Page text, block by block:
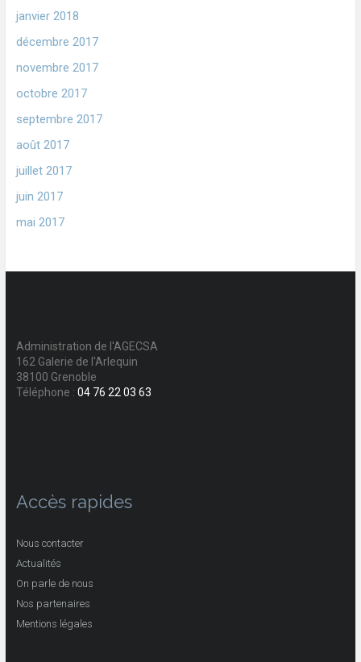
janvier 2018
décembre 2017
novembre 2017
octobre 2017
septembre 2017
août 2017
juillet 2017
juin 2017
mai 2017
Administration de l'AGECSA
162 Galerie de l'Arlequin
38100 Grenoble
Téléphone : 04 76 22 03 63
Accès rapides
Nous contacter
Actualités
On parle de nous
Nos partenaires
Mentions légales